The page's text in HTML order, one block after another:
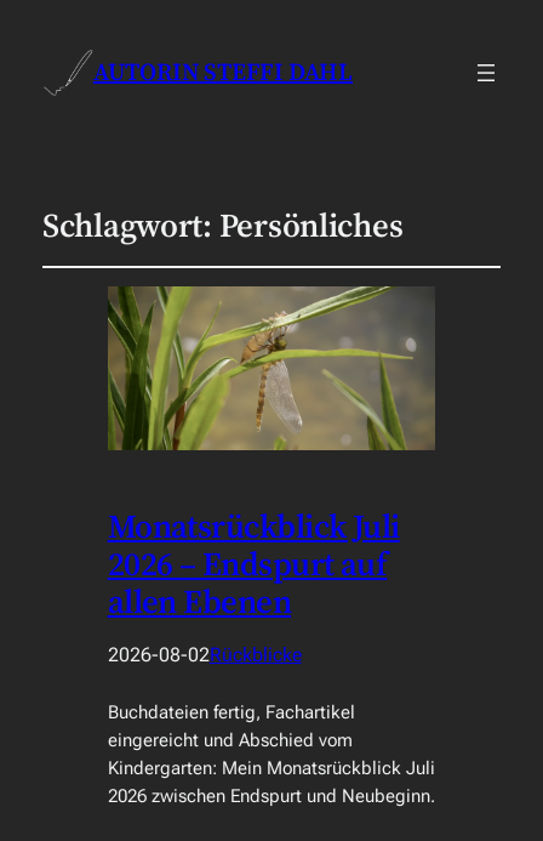
AUTORIN STEFFI DAHL
Schlagwort: Persönliches
Monatsrückblick Juli
2026 – Endspurt auf
allen Ebenen
2026-08-02Rückblicke
Buchdateien fertig, Fachartikel
eingereicht und Abschied vom
Kindergarten: Mein Monatsrückblick Juli
2026 zwischen Endspurt und Neubeginn.